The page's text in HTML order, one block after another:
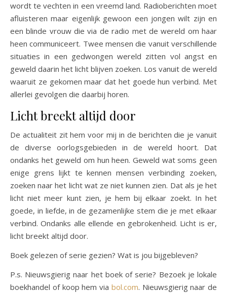
wordt te vechten in een vreemd land. Radioberichten moet
afluisteren maar eigenlijk gewoon een jongen wilt zijn en
een blinde vrouw die via de radio met de wereld om haar
heen communiceert. Twee mensen die vanuit verschillende
situaties in een gedwongen wereld zitten vol angst en
geweld daarin het licht blijven zoeken. Los vanuit de wereld
waaruit ze gekomen maar dat het goede hun verbind. Met
allerlei gevolgen die daarbij horen.
Licht breekt altijd door
De actualiteit zit hem voor mij in de berichten die je vanuit
de diverse oorlogsgebieden in de wereld hoort. Dat
ondanks het geweld om hun heen. Geweld wat soms geen
enige grens lijkt te kennen mensen verbinding zoeken,
zoeken naar het licht wat ze niet kunnen zien. Dat als je het
licht niet meer kunt zien, je hem bij elkaar zoekt. In het
goede, in liefde, in de gezamenlijke stem die je met elkaar
verbind. Ondanks alle ellende en gebrokenheid. Licht is er,
licht breekt altijd door.
Boek gelezen of serie gezien? Wat is jou bijgebleven?
P.s. Nieuwsgierig naar het boek of serie? Bezoek je lokale
boekhandel of koop hem via bol.com. Nieuwsgierig naar de